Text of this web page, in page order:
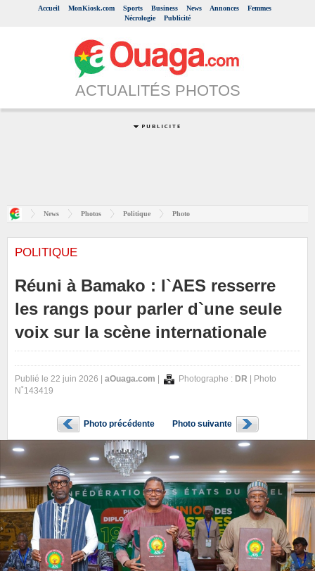
Accueil MonKiosk.com Sports Business News Annonces
Femmes
Nécrologie
Publicité
ACTUALITÉS PHOTOS
News Photos Politique Photo
POLITIQUE
Réuni à Bamako : l`AES resserre
les rangs pour parler d`une seule
voix sur la scène internationale
Publié le 22 juin 2026 | aOuaga.com Photographe : DR | Photo
N˚143419
Photo précédente Photo suivante